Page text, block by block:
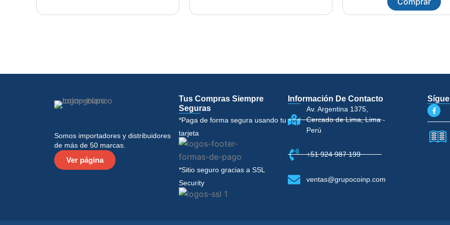
Somos importadores y distribuidores
de más de 50 marcas.
Ver página
Tus Compras Siempre
Seguras
*Paga de forma segura usando tu
tarjeta
*Sitio seguro gracias a SSL
Security
Información De Contacto
Av. Argentina 1375,
Cercado de Lima, Lima -
Perú
+51 924 987 199
ventas@grupocoinp.com
F
a
c
b
o